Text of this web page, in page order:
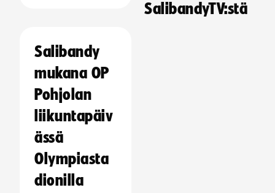
Salibandy
mukana OP
Pohjolan
liikuntapäiv
ässä
Olympiasta
dionilla
SalibandyTV:stä